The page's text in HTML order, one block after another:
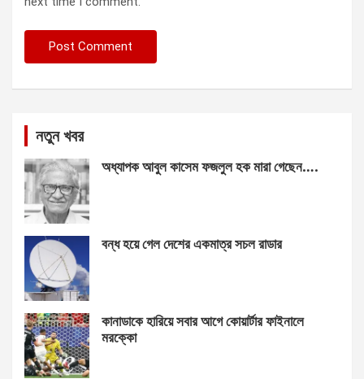
নতুন খবর
অধ্যাপক আবুল কাসেম ফজলুল হক মারা গেছেন….
বন্ধ হয়ে গেল দেশের একমাত্র সচল রাডার
কানাডাকে হারিয়ে সবার আগে কোয়ার্টার ফাইনালে
মরক্কো